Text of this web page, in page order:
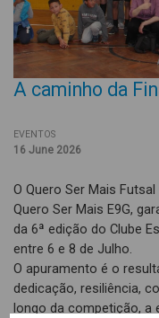
A caminho da
EVENTOS
16 June 2026
O Quero Ser Mais
Quero Ser Mais E9G,
da 6ª edição do Clube
entre 6 e 8 de Julho.
O apuramento é o
dedicação, resiliência,
longo da competição, a